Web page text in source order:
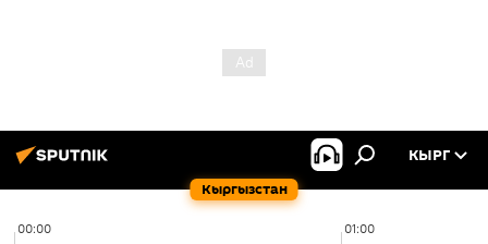
Кыргызстан
КЫРГ
00:00 01:00